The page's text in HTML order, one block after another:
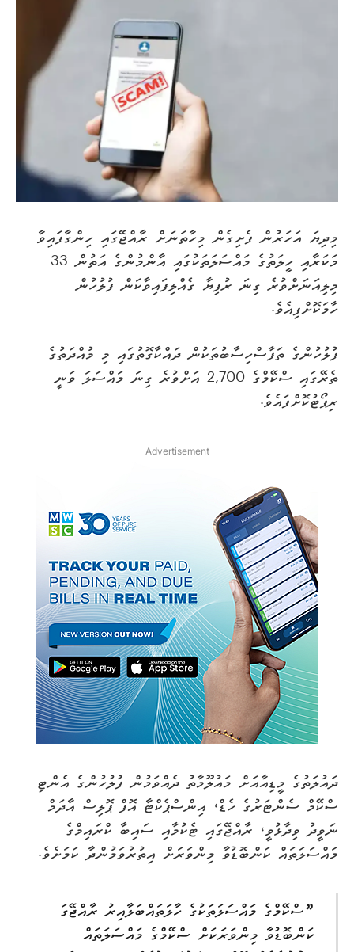
މިދިޔަ އަހަރުން ފެށިގެން މިހާތަނަށް ރާއްޖޭގައި ހިންގާފައިވާ
މަކަރާއި ހީލަތުގެ މައްސަލަތަކުގައި އާންމުންގެ އަތުން 33
މިލިއަނަށްވުރެ ގިނަ ރުފިޔާ ގެއްލިފައިވާކަން ފުލުހުން
ހާމަކޮށްފިއެވެ.
ފުލުހުންގެ ތަފާސްހިސާބުތަކުން ދައްކާގޮތުގައި މި މުއްދަތުގެ
ތެރޭގައި ސްކޭމްގެ 2,700 އަށްވުރެ ގިނަ މައްސަލަ ވަނީ
ރިޕޯޓުކޮށްފައެވެ.
Advertisement
ދައުލަތުގެ މީޑިއާއަށް މައުލޫމާތު ދެއްވަމުން ފުލުހުންގެ އެންޓި
ސްކޭމް ސެންޓަރުގެ ހެޑް، އިންސްޕެކްޓާ އޮފް ޕޮލިސް އާދަމް
ނަވީދު ވިދާޅުވީ، ރާއްޖޭގައި ޓެކުމާއި ސައިބާ ކްރައިމްގެ
މައްސަލަތައް ކަންބޮޑުވާ މިންވަރަށް އިތުރުވަމުންދާ ކަމަށެވެ.
”ސްކޭމްގެ މައްސަލަތަކުގެ ހާލަތައްބަލާއިރު ރާއްޖޭގަ
ކަންބޮޑުވާ މިންވަރަކަށް ސްކޭމްގެ މައްސަލަތައް